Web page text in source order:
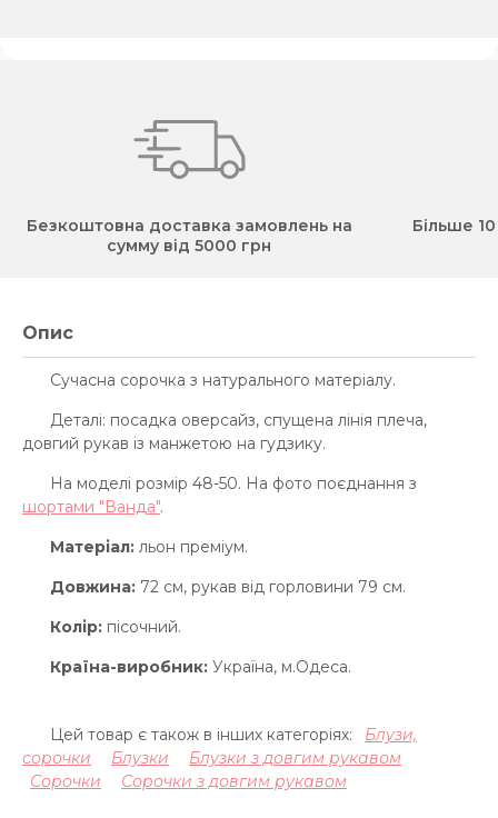
Безкоштовна доставка замовлень на
сумму від 5000 грн
Більше
Опис
Сучасна сорочка з натурального матеріалу.
Деталі: посадка оверсайз, спущена лінія плеча,
довгий рукав із манжетою на гудзику.
На моделі розмір 48-50. На фото поєднання з
шортами "Ванда".
Матеріал: льон преміум.
Довжина: 72 см, рукав від горловини 79 см.
Колір: пісочний.
Країна-виробник: Україна, м.Одеса.
Цей товар є також в інших категоріях:
Блузи,
сорочки
Блузки
Блузки з довгим рукавом
Сорочки
Сорочки з довгим рукавом